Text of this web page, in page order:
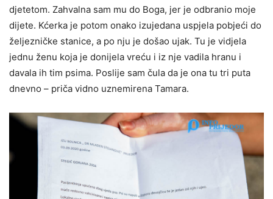
djetetom. Zahvalna sam mu do Boga, jer je odbranio moje
dijete. Kćerka je potom onako izujedana uspjela pobjeći do
željezničke stanice, a po nju je došao ujak. Tu je vidjela
jednu ženu koja je donijela vreću i iz nje vadila hranu i
davala ih tim psima. Poslije sam čula da je ona tu tri puta
dnevno – priča vidno uznemirena Tamara.